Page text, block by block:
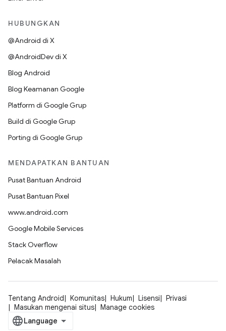
HUBUNGKAN
@Android di X
@AndroidDev di X
Blog Android
Blog Keamanan Google
Platform di Google Grup
Build di Google Grup
Porting di Google Grup
MENDAPATKAN BANTUAN
Pusat Bantuan Android
Pusat Bantuan Pixel
www.android.com
Google Mobile Services
Stack Overflow
Pelacak Masalah
Tentang Android Komunitas Hukum Lisensi
Privasi
Masukan mengenai situs
Manage cookies